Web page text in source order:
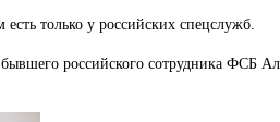
только у российских спецслужб.
российского сотрудника ФСБ